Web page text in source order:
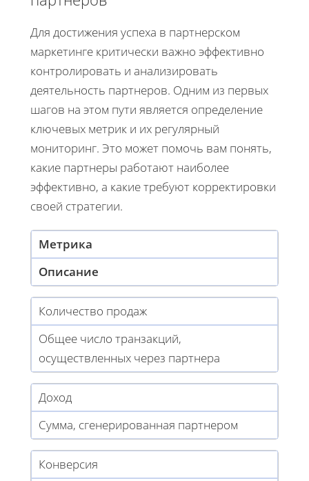
Для достижения успеха в партнерском
маркетинге критически важно эффективно
контролировать и анализировать
деятельность партнеров. Одним из первых
шагов на этом пути является определение
ключевых метрик и их регулярный
мониторинг. Это может помочь вам понять,
какие партнеры работают наиболее
эффективно, а какие требуют корректировки
своей стратегии.
Метрика
Описание
Количество продаж
Общее число транзакций,
осуществленных через партнера
Доход
Сумма, сгенерированная партнером
Конверсия